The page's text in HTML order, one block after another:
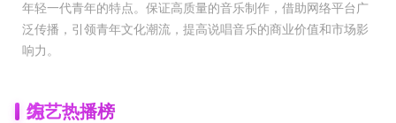
年轻一代青年的特点。保证高质量的音乐制作，借助网络平台广
泛传播，引领青年文化潮流，提高说唱音乐的商业价值和市场影
响力。
为
综艺热播榜